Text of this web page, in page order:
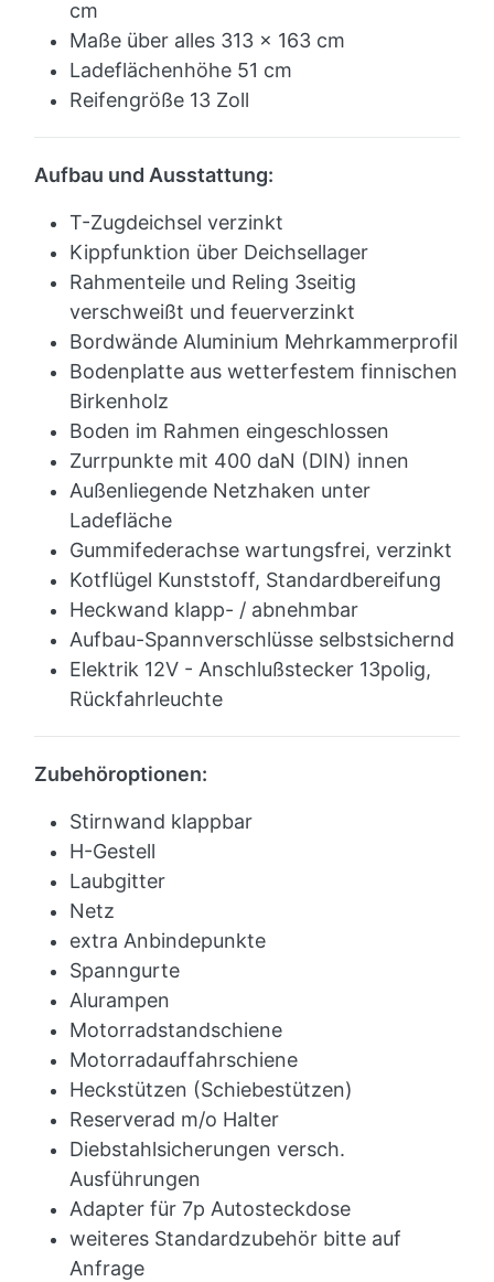
cm
Maße über alles 313 x 163 cm
Ladeflächenhöhe 51 cm
Reifengröße 13 Zoll
Aufbau und Ausstattung:
T-Zugdeichsel verzinkt
Kippfunktion über Deichsellager
Rahmenteile und Reling 3seitig
verschweißt und feuerverzinkt
Bordwände Aluminium Mehrkammerprofil
Bodenplatte aus wetterfestem finnischen
Birkenholz
Boden im Rahmen eingeschlossen
Zurrpunkte mit 400 daN (DIN) innen
Außenliegende Netzhaken unter
Ladefläche
Gummifederachse wartungsfrei, verzinkt
Kotflügel Kunststoff, Standardbereifung
Heckwand klapp- / abnehmbar
Aufbau-Spannverschlüsse selbstsichernd
Elektrik 12V - Anschlußstecker 13polig,
Rückfahrleuchte
Zubehöroptionen:
Stirnwand klappbar
H-Gestell
Laubgitter
Netz
extra Anbindepunkte
Spanngurte
Alurampen
Motorradstandschiene
Motorradauffahrschiene
Heckstützen (Schiebestützen)
Reserverad m/o Halter
Diebstahlsicherungen versch.
Ausführungen
Adapter für 7p Autosteckdose
weiteres Standardzubehör bitte auf
Anfrage